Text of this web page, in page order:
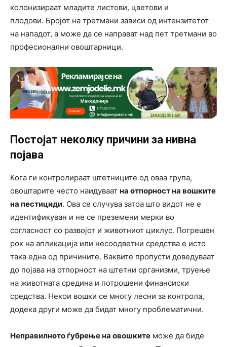
колонизираат младите листови, цветови и
плодови. Бројот на третмани зависи од интензитетот
на нападот, а може да се направат над пет третмани во
професионални овоштарници.
Постојат неколку причини за нивна
појава
Кога ги контролираат штетниците од оваа група,
овоштарите често наидуваат на отпорност на вошките
на пестициди. Ова се случува затоа што видот не е
идентификуван и не се преземени мерки во
согласност со развојот и животниот циклус. Погрешен
рок на апликација или несоодветни средства е исто
така една од причините. Ваквите пропусти доведуваат
до појава на отпорност на штетни организми, труење
на животната средина и потрошени финансиски
средства. Некои вошки се многу лесни за контрола,
додека други може да бидат многу проблематични.
Неправилното ѓубрење на овошките може да биде